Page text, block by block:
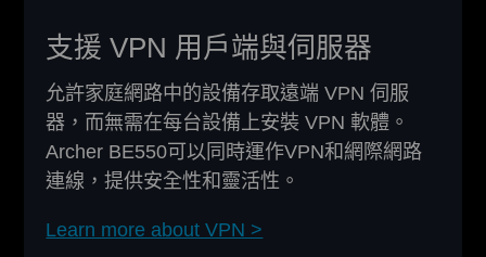
支援 VPN 用戶端與伺服器
允許家庭網路中的設備存取遠端 VPN 伺服
器，而無需在每台設備上安裝 VPN 軟體。
Archer BE550可以同時運作VPN和網際網路
連線，提供安全性和靈活性。
Learn more about VPN >